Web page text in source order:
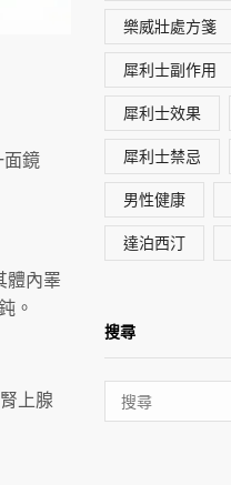
鏡
體內睪
。
上腺
樂威壯處方箋
犀利士副作用
犀利士效果
犀利士禁忌
男性健康
達泊西汀
搜尋